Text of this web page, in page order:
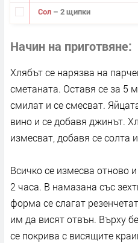
Сол – 2 щипки
Начин на приготвяне
Хлябът се нарязва на
сметаната. Оставя се за 5
смилат и се смесват.
вино и се добавя джинът.
измесват, добавя се солта
Всичко се измесва отново
2 часа. В намазана със
форма се слагат
им да висят отвън. Върху
се покрива с висящите